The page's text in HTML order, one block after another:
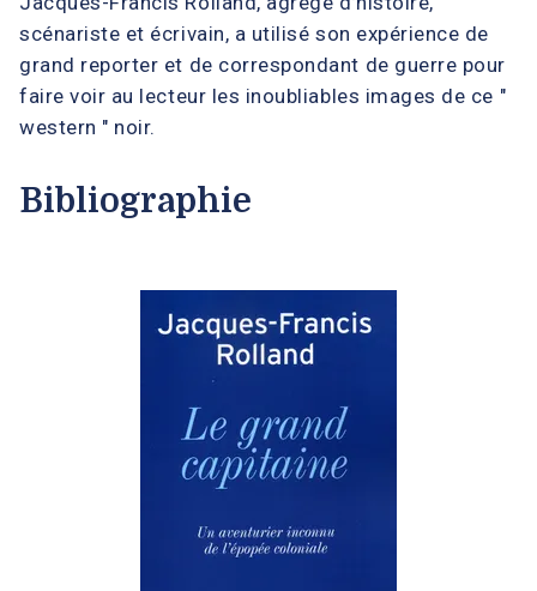
scénariste et écrivain, a utilisé son expérience de
grand reporter et de correspondant de guerre pour
faire voir au lecteur les inoubliables images de ce "
western " noir.
Bibliographie